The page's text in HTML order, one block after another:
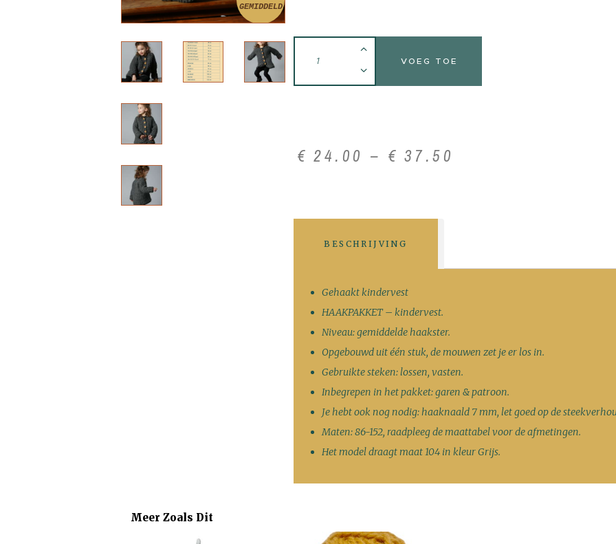
GEMIDDELD
VOEG TOE
€ 24. 00 – € 37.50
BESCHRIJVING
Gehaakt kindervest
HAAKPAKKET – kindervest.
Niveau: gemiddelde haakster.
Opgebouwd uit één stuk, de mouwen zet je er los in.
Gebruikte steken: lossen, vasten.
Inbegrepen in het pakket: garen & patroon.
Je hebt ook nog nodig: haaknaald 7 mm, let goed op de
Maten: 86-152, raadpleeg de maattabel voor de afmetingen.
Het model draagt maat 104 in kleur Grijs.
Meer Zoals Dit